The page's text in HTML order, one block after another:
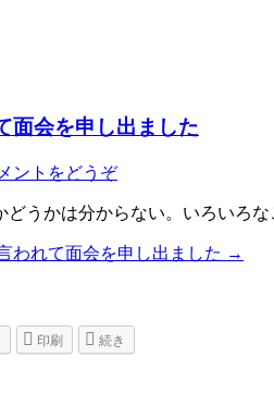
面会を申し出ました
ントをどうぞ
うかは分からない。いろいろな
われて面会を申し出ました →
印刷 続き